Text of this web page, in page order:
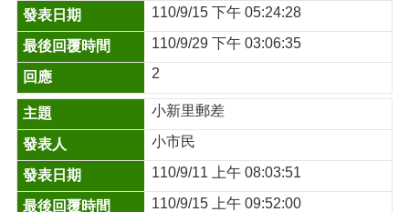
110/9/15 下午 05:24:28
110/9/29 下午 03:06:35
2
小新里郵差
小市民
110/9/11 上午 08:03:51
110/9/15 上午 09:52:00